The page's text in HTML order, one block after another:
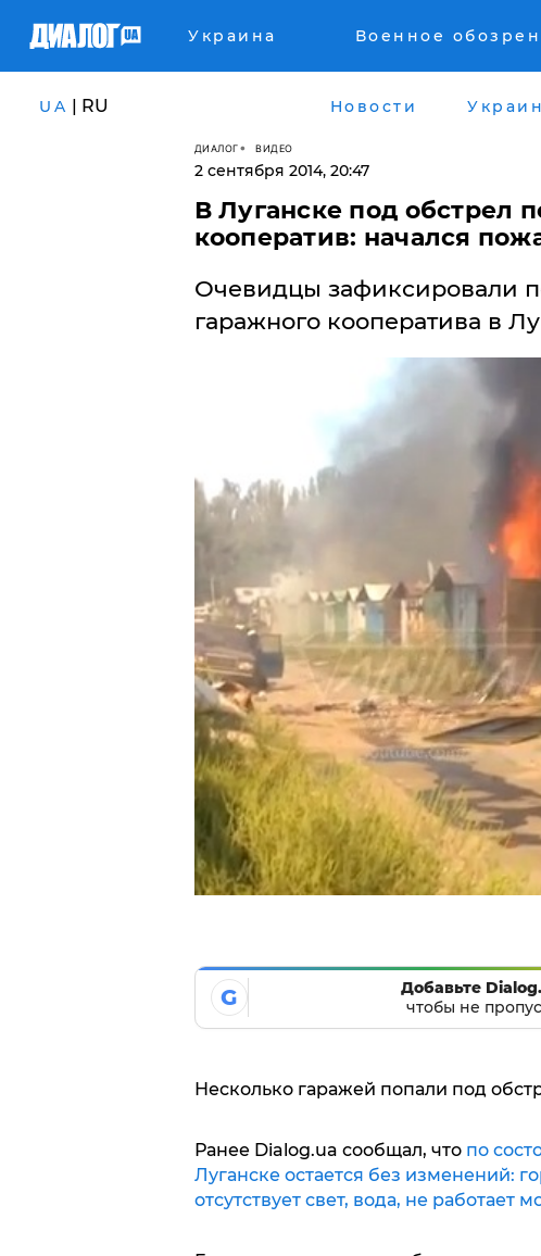
Украина Военное
UA | RU Новости
ДИАЛОГ ВИДЕО
2 сентября 2014, 20:47
В Луганске под обстрел
кооператив: начался
Очевидцы зафиксировали
гаражного кооператива в
G
Добавьте
чтобы не
Несколько гаражей попали под
Ранее Dialog.ua сообщал, что по
Луганске остается без изменений:
отсутствует свет, вода, не работает